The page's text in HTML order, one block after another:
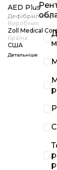
AED Plus
Дефібрилятор
Виробник
Zoll Medical
Країна
США
Детальніше